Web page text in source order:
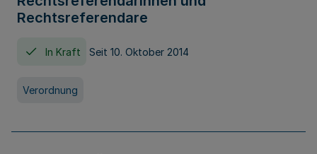
Rechtsreferendare
In Kraft Seit 10. Oktober 2014
Verordnung